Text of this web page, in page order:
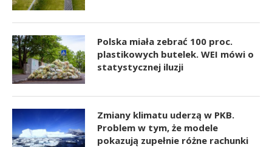
Polska miała zebrać 100 proc.
plastikowych butelek. WEI mówi o
statystycznej iluzji
Zmiany klimatu uderzą w PKB.
Problem w tym, że modele
pokazują zupełnie różne rachunki